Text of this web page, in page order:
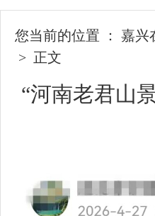
您当前的位置 ： 嘉兴
> 正文
“河南老君山